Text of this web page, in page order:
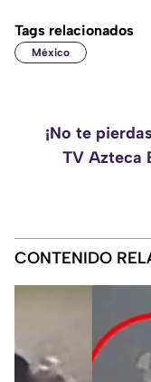
Tags relacionados
México
¡No te
TV Azteca
CONTENIDO